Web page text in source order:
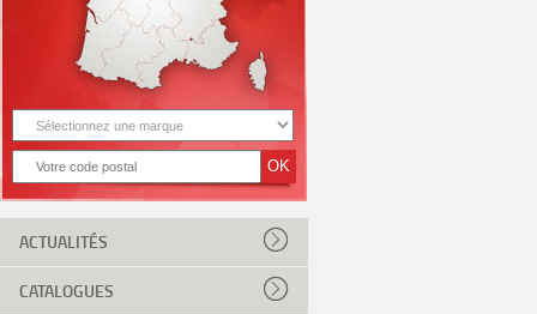
ACTUALITÉS
CATALOGUES